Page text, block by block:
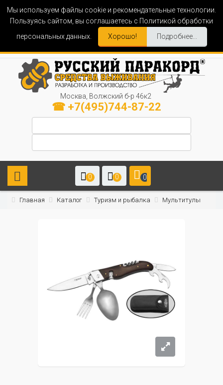
Мы используем файлы cookie и рекомендательные технологии.
Пользуясь сайтом, вы соглашаетесь с Политикой обработки
персональных данных.
Хорошо! Подробнее...
Москва, Волжский б-р 46к2
☎ +7(495)744-87-22
0 0 0
Главная Каталог Туризм и рыбалка Мультитулы